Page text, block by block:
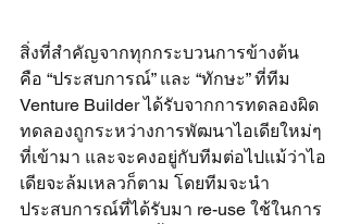
สิ่งที่สำคัญจากทุกกระบวนการข้างต้น
คือ “ประสบการณ์” และ “ทักษะ” ที่ทีม
Venture Builder ได้รับจากการทดลองผิด
ทดลองถูกระหว่างการพัฒนาไอเดียใหม่ๆ
ที่เข้ามา และจะคงอยู่กับทีมต่อไปแม้ว่าไอ
เดียจะล้มเหลวก็ตาม โดยทีมจะนำ
ประสบการณ์ที่ได้รับมา re-use ใช้ในการ